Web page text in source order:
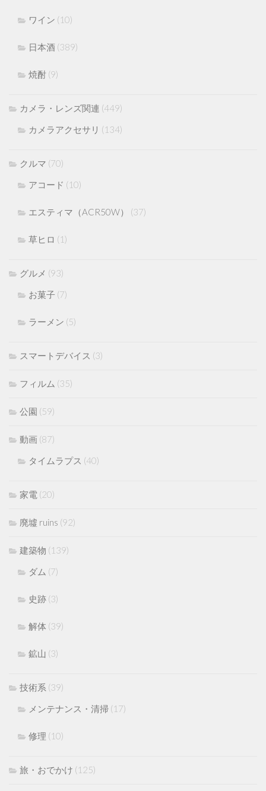
ワイン (10)
日本酒 (389)
焼酎 (9)
カメラ・レンズ関連 (449)
カメラアクセサリ (134)
クルマ (70)
アコード (10)
エスティマ（ACR50W） (37)
草ヒロ (1)
グルメ (93)
お菓子 (7)
ラーメン (5)
スマートデバイス (3)
フィルム (35)
公園 (59)
動画 (87)
タイムラプス (40)
家電 (20)
廃墟 ruins (92)
建築物 (139)
ダム (7)
史跡 (3)
解体 (39)
鉱山 (3)
技術系 (39)
メンテナンス・清掃 (17)
修理 (10)
旅・おでかけ (125)